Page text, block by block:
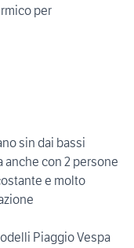
per
sin dai bassi
con 2 persone
e molto
Piaggio Vespa